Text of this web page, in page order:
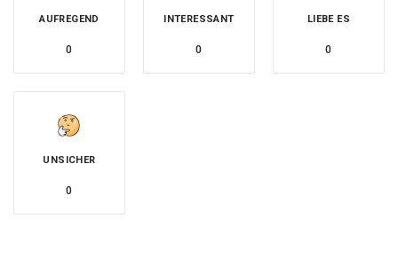
AUFREGEND
0
INTERESSANT
0
LIEBE ES
0
UNSICHER
0